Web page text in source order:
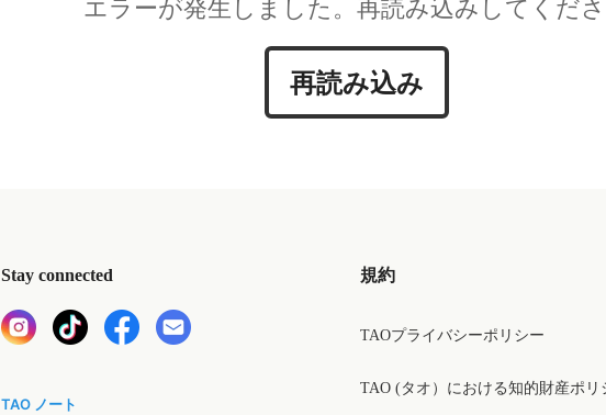
エラーが発生しました。再読み込みしてくだ
再読み込み
Stay connected
TAO ノート
規約
TAOプライバシーポリシー
TAO (タオ）における知的財産ポリ